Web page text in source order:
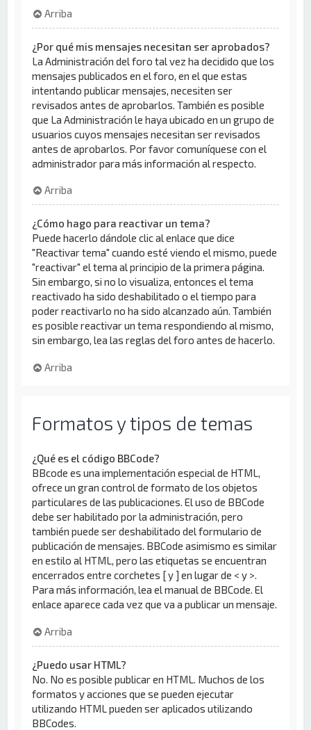
Arriba
¿Por qué mis mensajes necesitan ser aprobados?
La Administración del foro tal vez ha decidido que los
mensajes publicados en el foro, en el que estas
intentando publicar mensajes, necesiten ser
revisados antes de aprobarlos. También es posible
que La Administración le haya ubicado en un grupo de
usuarios cuyos mensajes necesitan ser revisados
antes de aprobarlos. Por favor comuníquese con el
administrador para más información al respecto.
Arriba
¿Cómo hago para reactivar un tema?
Puede hacerlo dándole clic al enlace que dice
"Reactivar tema" cuando esté viendo el mismo, puede
"reactivar" el tema al principio de la primera página.
Sin embargo, si no lo visualiza, entonces el tema
reactivado ha sido deshabilitado o el tiempo para
poder reactivarlo no ha sido alcanzado aún. También
es posible reactivar un tema respondiendo al mismo,
sin embargo, lea las reglas del foro antes de hacerlo.
Arriba
Formatos y tipos de temas
¿Qué es el código BBCode?
BBcode es una implementación especial de HTML,
ofrece un gran control de formato de los objetos
particulares de las publicaciones. El uso de BBCode
debe ser habilitado por la administración, pero
también puede ser deshabilitado del formulario de
publicación de mensajes. BBCode asimismo es similar
en estilo al HTML, pero las etiquetas se encuentran
encerrados entre corchetes [ y ] en lugar de < y >.
Para más información, lea el manual de BBCode. El
enlace aparece cada vez que va a publicar un mensaje.
Arriba
¿Puedo usar HTML?
No. No es posible publicar en HTML. Muchos de los
formatos y acciones que se pueden ejecutar
utilizando HTML pueden ser aplicados utilizando
BBCodes.